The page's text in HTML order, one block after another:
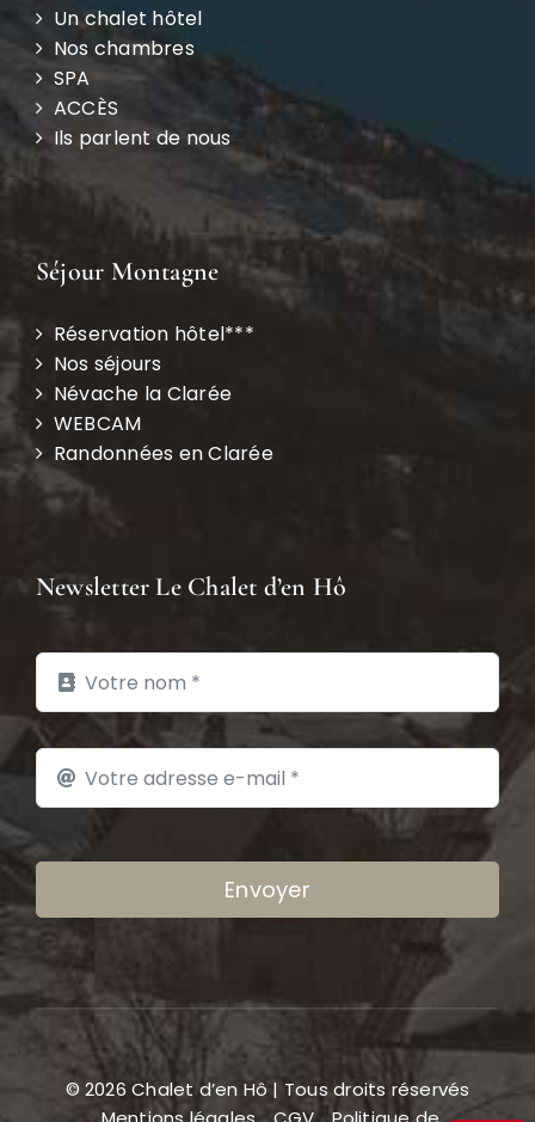
Un chalet hôtel
Nos chambres
SPA
ACCÈS
Ils parlent de nous
Séjour Montagne
Réservation hôtel***
Nos séjours
Névache la Clarée
WEBCAM
Randonnées en Clarée
Newsletter Le Chalet d’en Hô
Envoyer
© 2026 Chalet d’en Hô | Tous droits réservés